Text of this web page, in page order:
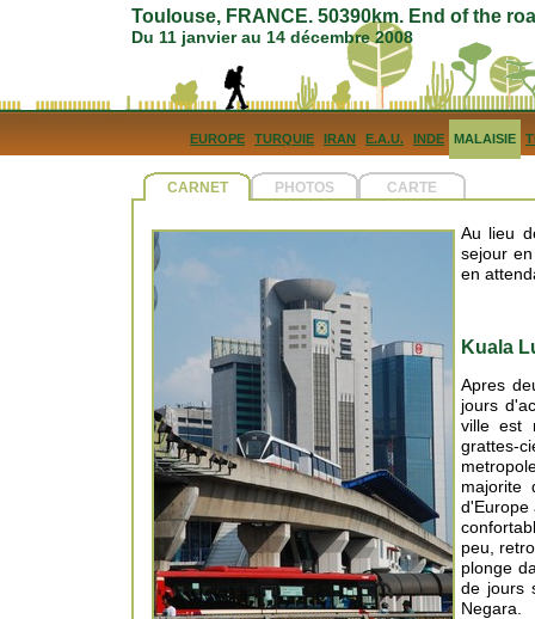
Toulouse, FRANCE. 50390km. End of the
Du 11 janvier au 14 décembre 2008
EUROPE TURQUIE IRAN E.A.U. INDE MALAISIE
CARNET PHOTOS CARTE
Au lieu
sejour
en
Kuala
Apres
jours
ville est
grattes-
majorite
d'Europe
peu,
plonge
de jours
Negara.